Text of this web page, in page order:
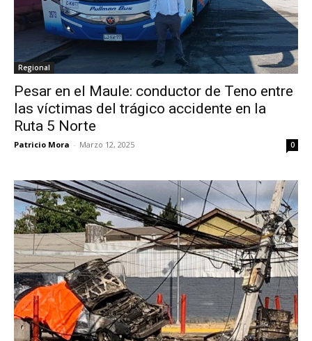
Regional
Pesar en el Maule: conductor de Teno entre
las víctimas del trágico accidente en la
Ruta 5 Norte
Patricio Mora - Marzo 12, 2025 0